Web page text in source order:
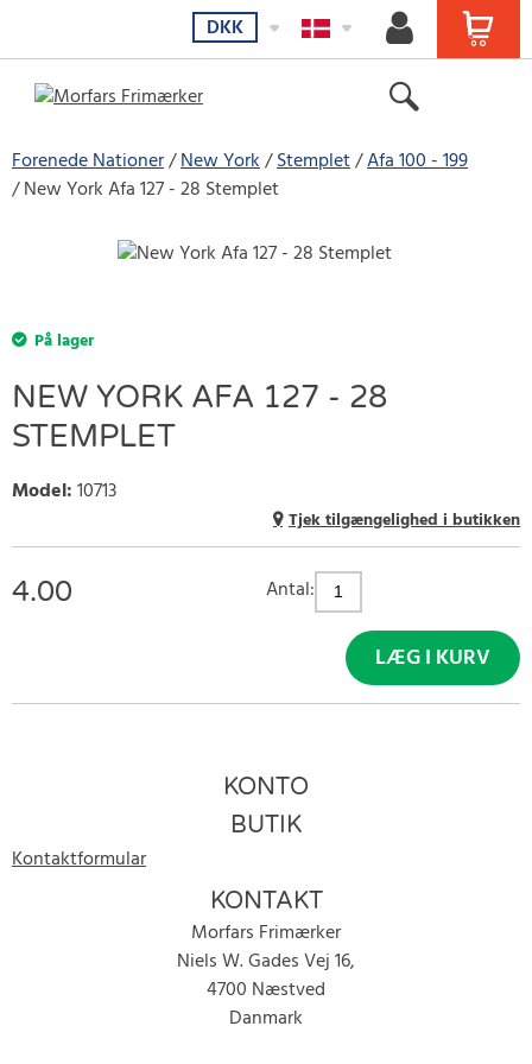
DKK
Forenede Nationer New York Stemplet Afa 100 - 199
New York Afa 127 - 28 Stemplet
På lager
NEW YORK AFA 127 - 28
STEMPLET
Model:10713
Tjek tilgængelighed i butikken
4.00 Antal:
LÆG I KURV
KONTO
BUTIK
Kontaktformular
KONTAKT
Morfars Frimærker
Niels W. Gades Vej 16,
4700 Næstved
Danmark